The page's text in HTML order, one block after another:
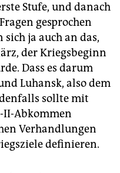
Stufe, und danach
gesprochen
ja auch an das,
der Kriegsbeginn
Dass es darum
Luhansk, also dem
sollte mit
II-Abkommen
Verhandlungen
definieren.